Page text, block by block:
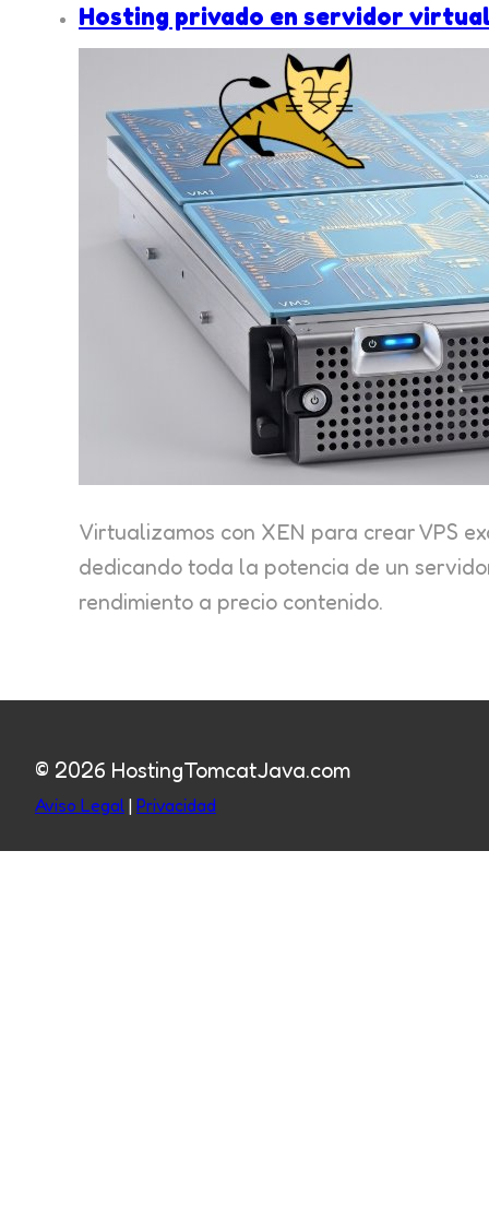
Hosting privado en servidor
Virtualizamos con XEN para crear VPS
dedicando toda la potencia de un
rendimiento a precio contenido.
© 2026 HostingTomcatJava.com
Aviso Legal | Privacidad